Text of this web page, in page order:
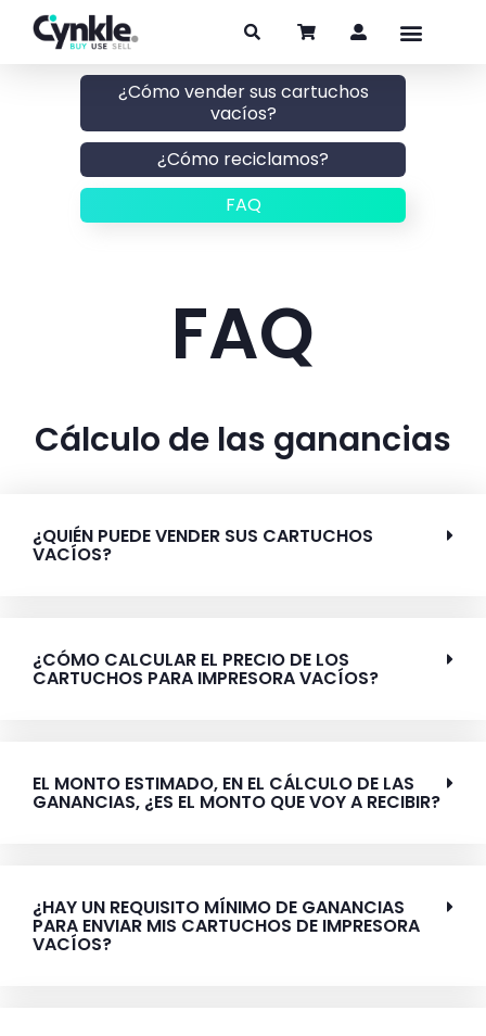
¿Cómo vender sus cartuchos
vacíos?
¿Cómo reciclamos?
FAQ
FAQ
Cálculo de las ganancias
¿QUIÉN PUEDE VENDER SUS CARTUCHOS
VACÍOS?
¿CÓMO CALCULAR EL PRECIO DE LOS
CARTUCHOS PARA IMPRESORA VACÍOS?
EL MONTO ESTIMADO, EN EL CÁLCULO DE LAS
GANANCIAS, ¿ES EL MONTO QUE VOY A RECIBIR?
¿HAY UN REQUISITO MÍNIMO DE GANANCIAS
PARA ENVIAR MIS CARTUCHOS DE IMPRESORA
VACÍOS?